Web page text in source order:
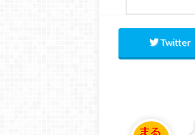
Twitter